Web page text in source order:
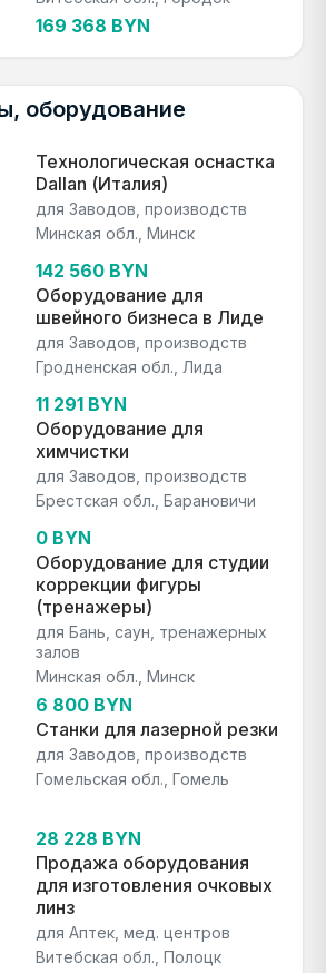
169 368 BYN
оборудование
Технологическая оснастка
Dallan (Италия)
для Заводов, производств
Минская обл., Минск
142 560 BYN
Оборудование для
швейного бизнеса в Лиде
для Заводов, производств
Гродненская обл., Лида
11 291 BYN
Оборудование для
химчистки
для Заводов, производств
Брестская обл., Барановичи
0 BYN
Оборудование для студии
коррекции фигуры
(тренажеры)
для Бань, саун, тренажерных
залов
Минская обл., Минск
6 800 BYN
Станки для лазерной резки
для Заводов, производств
Гомельская обл., Гомель
28 228 BYN
Продажа оборудования
для изготовления очковых
линз
для Аптек, мед. центров
Витебская обл., Полоцк